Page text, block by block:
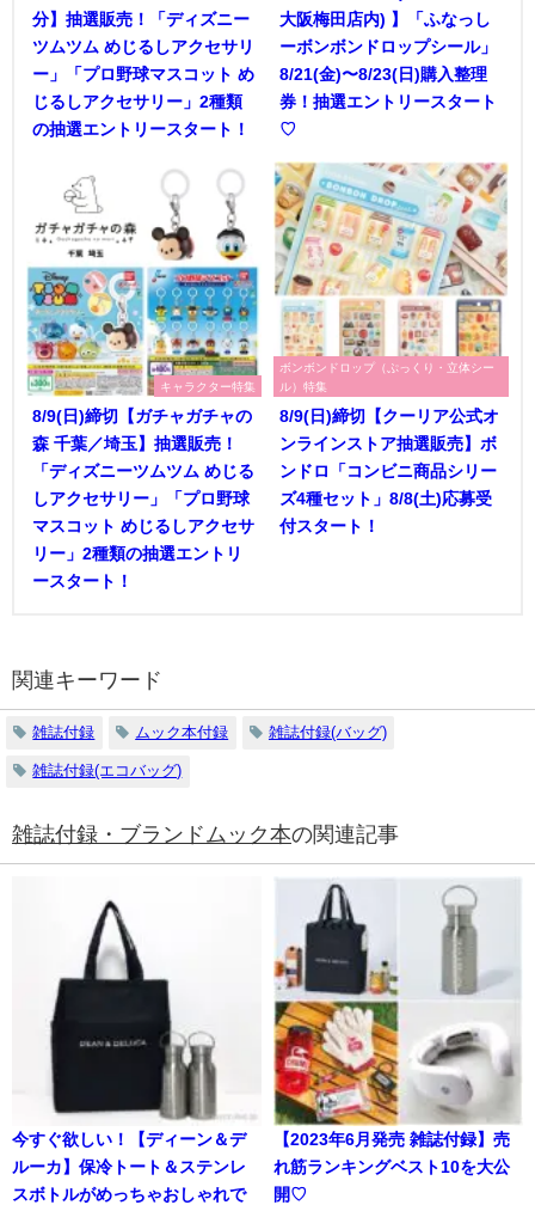
分】抽選販売！「ディズニー
ツムツム めじるしアクセサリ
ー」「プロ野球マスコット め
じるしアクセサリー」2種類
の抽選エントリースタート！
大阪梅田店内) 】「ふなっし
ーボンボンドロップシール」
8/21(金)〜8/23(日)購入整理
券！抽選エントリースタート
♡
キャラクター特集
8/9(日)締切【ガチャガチャの
森 千葉／埼玉】抽選販売！
「ディズニーツムツム めじる
しアクセサリー」「プロ野球
マスコット めじるしアクセサ
リー」2種類の抽選エントリ
ースタート！
ボンボンドロップ（ぷっくり・立体シー
ル）特集
8/9(日)締切【クーリア公式オ
ンラインストア抽選販売】ボ
ンドロ「コンビニ商品シリー
ズ4種セット」8/8(土)応募受
付スタート！
関連キーワード
雑誌付録 ムック本付録 雑誌付録(バッグ)
雑誌付録(エコバッグ)
雑誌付録・ブランドムック本の関連記事
今すぐ欲しい！【ディーン＆デ
ルーカ】保冷トート＆ステンレ
スボトルがめっちゃおしゃれで
【2023年6月発売 雑誌付録】売
れ筋ランキングベスト10を大公
開♡